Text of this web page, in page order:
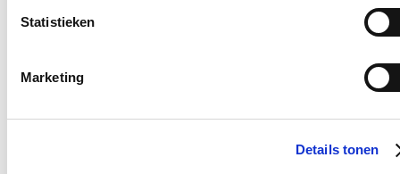
Statistieken
Marketing
Details tonen
Recordaantal West-Vlaamse scholen kiest voor Oog